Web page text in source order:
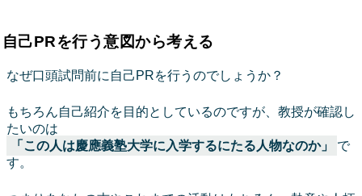
自己PRを行う意図から考える
なぜ口頭試問前に自己PRを行うのでしょうか？
もちろん自己紹介を目的としているのですが、教授が確認し
たいのは
「この人は慶應義塾大学に入学するにたる人物なのか」
で
す。